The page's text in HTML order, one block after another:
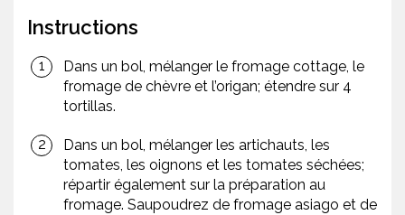
Instructions
Dans un bol, mélanger le fromage cottage, le
fromage de chèvre et l’origan; étendre sur 4
tortillas.
Dans un bol, mélanger les artichauts, les
tomates, les oignons et les tomates séchées;
répartir également sur la préparation au
fromage. Saupoudrez de fromage asiago et de